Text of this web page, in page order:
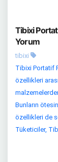
Tibixi
Yorum
tibixi
Tibixi Portatif
özellikleri
Bunların
özellikleri de
Tüketiciler,